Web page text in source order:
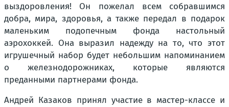
выздоровления! Он пожелал всем собравшимся
добра, мира, здоровья, а также передал в подарок
маленьким подопечным фонда настольный
аэрохоккей. Она выразил надежду на то, что этот
игрушечный набор будет небольшим напоминанием
о железнодорожниках, которые являются
преданными партнерами фонда.
Андрей Казаков принял участие в мастер-классе и